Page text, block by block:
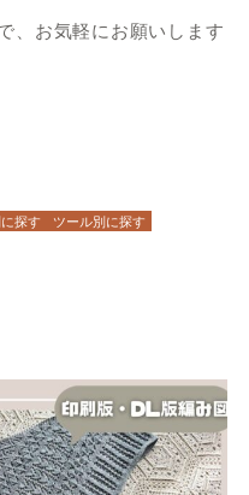
、お気軽にお願いします
探す ツール別に探す